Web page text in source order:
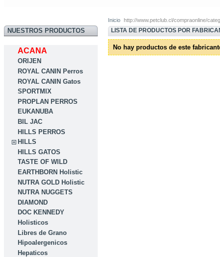
NUESTROS PRODUCTOS
ACANA
ORIJEN
ROYAL CANIN Perros
ROYAL CANIN Gatos
SPORTMIX
PROPLAN PERROS
EUKANUBA
BIL JAC
HILLS PERROS
HILLS
HILLS GATOS
TASTE OF WILD
EARTHBORN Holistic
NUTRA GOLD Holistic
NUTRA NUGGETS
DIAMOND
DOC KENNEDY
Holisticos
Libres de Grano
Hipoalergenicos
Hepaticos
Inicio http://www.petclub.cl/compraonline/
LISTA DE PRODUCTOS POR
No hay productos de este